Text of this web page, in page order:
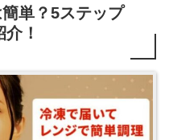
単？5ステップ
！